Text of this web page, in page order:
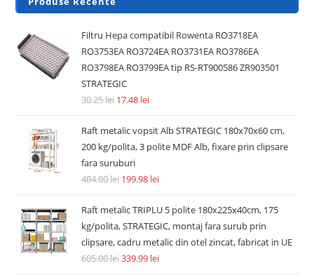
Filtru Hepa compatibil Rowenta RO3718EA
RO3753EA RO3724EA RO3731EA RO3786EA
RO3798EA RO3799EA tip RS-RT900586 ZR903501
STRATEGIC
30.25lei 17.48 lei
Raft metalic vopsit Alb STRATEGIC 180x70x60 cm,
200 kg/polita, 3 polite MDF Alb, fixare prin clipsare
fara suruburi
484.00lei 199.98 lei
Raft metalic TRIPLU 5 polite 180x225x40cm, 175
kg/polita, STRATEGIC, montaj fara surub prin
clipsare, cadru metalic din otel zincat, fabricat in UE
605.00lei339.99 lei